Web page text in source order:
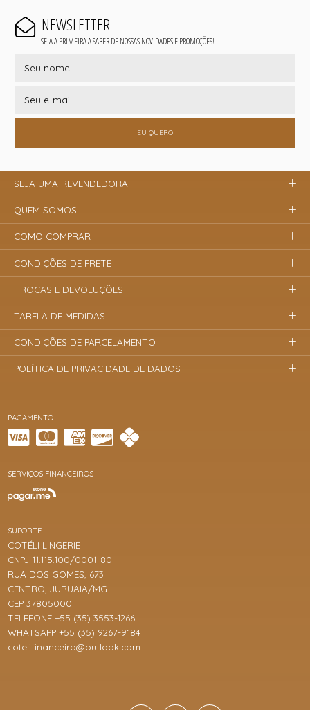
NEWSLETTER
SEJA A PRIMEIRA A SABER DE NOSSAS NOVIDADES E PROMOÇÕES!
EU QUERO
PAGAMENTO
SERVIÇOS FINANCEIROS
SUPORTE
COTÉLI LINGERIE
CNPJ 11.115.100/0001-80
RUA DOS GOMES, 673
CENTRO, JURUAIA/MG
CEP 37805000
TELEFONE +55 (35) 3553-1266
WHATSAPP +55 (35) 9267-9184
cotelifinanceiro@outlook.com
SEJA UMA REVENDEDORA
QUEM SOMOS
COMO COMPRAR
CONDIÇÕES DE FRETE
TROCAS E DEVOLUÇÕES
TABELA DE MEDIDAS
CONDIÇÕES DE PARCELAMENTO
POLÍTICA DE PRIVACIDADE DE DADOS